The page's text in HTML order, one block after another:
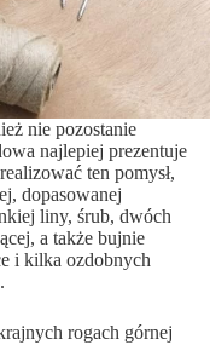
nie pozostanie
najlepiej prezentuje
ten pomysł,
dopasowanej
liny, śrub, dwóch
a także bujnie
i kilka ozdobnych
rogach górnej